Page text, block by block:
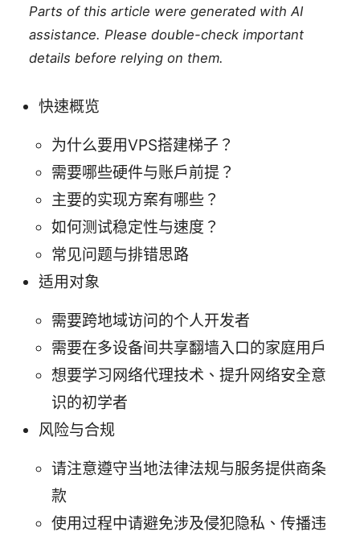
Parts of this article were generated with AI
assistance. Please double-check important
details before relying on them.
快速概览
为什么要用VPS搭建梯子？
需要哪些硬件与账户前提？
主要的实现方案有哪些？
如何测试稳定性与速度？
常见问题与排错思路
适用对象
需要跨地域访问的个人开发者
需要在多设备间共享翻墙入口的家庭用户
想要学习网络代理技术、提升网络安全意
识的初学者
风险与合规
请注意遵守当地法律法规与服务提供商条
款
使用过程中请避免涉及侵犯隐私、传播违